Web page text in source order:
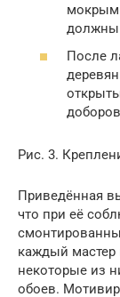
мокрым
должны
После
Рис. 3.
Приведённая
что при её
каждый мастер
некоторые из
обоев.